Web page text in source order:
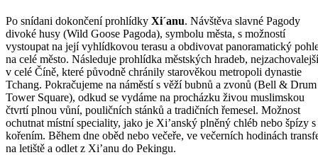
Po snídani dokončení prohlídky Xi´anu. Návštěva slavné Pagody
divoké husy (Wild Goose Pagoda), symbolu města, s možností
vystoupat na její vyhlídkovou terasu a obdivovat panoramatický
na celé město. Následuje prohlídka městských hradeb,
v celé Číně, které původně chránily starověkou metropoli dynastie
Tchang. Pokračujeme na náměstí s věží bubnů a zvonů (Bell & Drum
Tower Square), odkud se vydáme na procházku živou muslimskou
čtvrtí plnou vůní, pouličních stánků a tradičních řemesel. Možnost
ochutnat místní speciality, jako je Xi’anský plněný chléb nebo špízy s
kořením. Během dne oběd nebo večeře, ve večerních hodinách
na letiště a odlet z Xi’anu do Pekingu.